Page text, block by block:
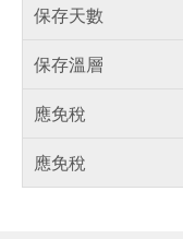
保存天數
保存溫層
應免稅
應免稅